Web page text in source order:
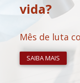
vida?
Mês de luta
SAIBA MAIS